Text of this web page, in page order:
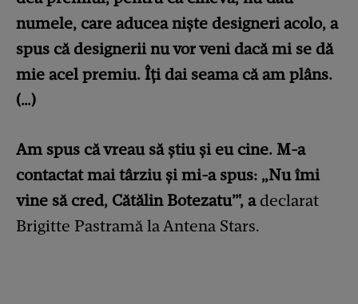
numele, care aducea niște designeri acolo, a
spus că designerii nu vor veni dacă mi se dă
mie acel premiu. Îți dai seama că am plâns.
(…)
Am spus că vreau să știu și eu cine. M-a
contactat mai târziu și mi-a spus: „Nu îmi
vine să cred, Cătălin Botezatu”', adeclarat
Brigitte Pastramă la Antena Stars.